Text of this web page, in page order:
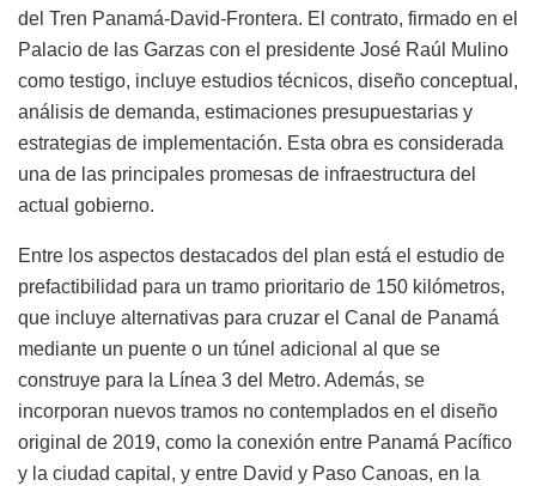
del Tren Panamá-David-Frontera. El contrato, firmado en el
Palacio de las Garzas con el presidente José Raúl Mulino
como testigo, incluye estudios técnicos, diseño conceptual,
análisis de demanda, estimaciones presupuestarias y
estrategias de implementación. Esta obra es considerada
una de las principales promesas de infraestructura del
actual gobierno.
Entre los aspectos destacados del plan está el estudio de
prefactibilidad para un tramo prioritario de 150 kilómetros,
que incluye alternativas para cruzar el Canal de Panamá
mediante un puente o un túnel adicional al que se
construye para la Línea 3 del Metro. Además, se
incorporan nuevos tramos no contemplados en el diseño
original de 2019, como la conexión entre Panamá Pacífico
y la ciudad capital, y entre David y Paso Canoas, en la